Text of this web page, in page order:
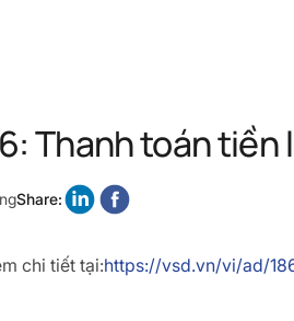
Thanh toán
Share:
chi tiết tại:https://vsd.vn/vi/ad/